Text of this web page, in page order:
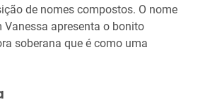
de nomes compostos. O nome
apresenta o bonito
soberana que é como uma